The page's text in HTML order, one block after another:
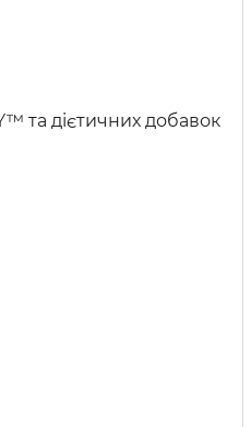
та дієтичних добавок